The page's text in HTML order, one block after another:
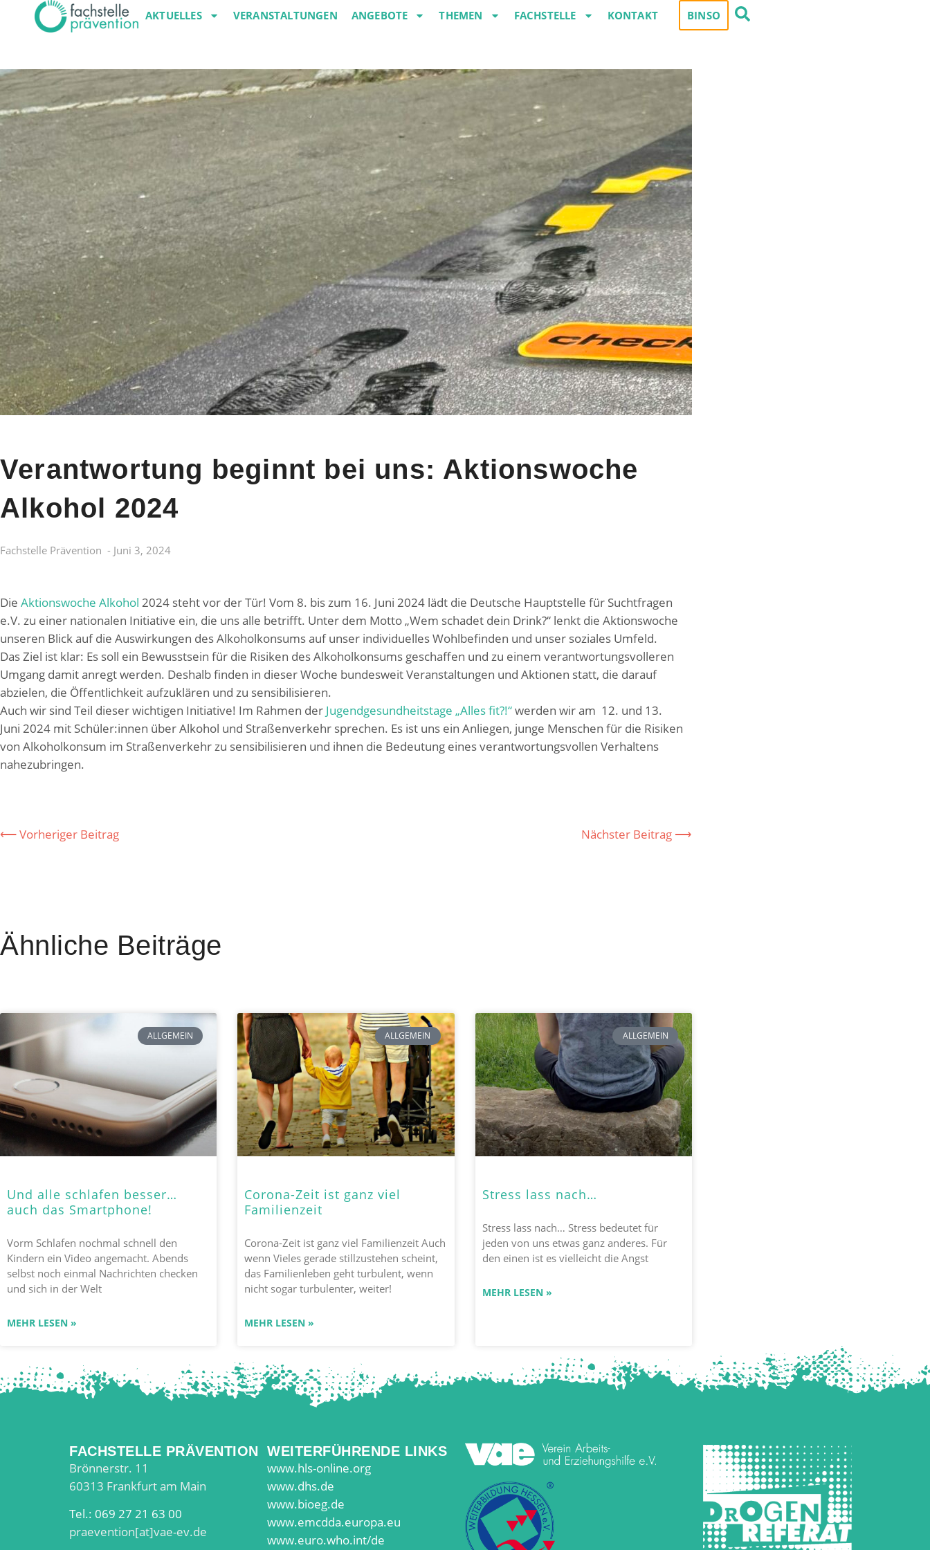
AKTUELLES VERANSTALTUNGEN ANGEBOTE THEMEN FACHSTELLE KONTAKT BINSO
Verantwortung beginnt bei uns: Aktionswoche
Alkohol 2024
Fachstelle Prävention - Juni 3, 2024
Die Aktionswoche Alkohol 2024 steht vor der Tür! Vom 8. bis zum 16. Juni 2024 lädt die Deutsche Hauptstelle für Suchtfragen
e.V. zu einer nationalen Initiative ein, die uns alle betrifft. Unter dem Motto „Wem schadet dein Drink?“ lenkt die Aktionswoche
unseren Blick auf die Auswirkungen des Alkoholkonsums auf unser individuelles Wohlbefinden und unser soziales Umfeld.
Das Ziel ist klar: Es soll ein Bewusstsein für die Risiken des Alkoholkonsums geschaffen und zu einem verantwortungsvolleren
Umgang damit anregt werden. Deshalb finden in dieser Woche bundesweit Veranstaltungen und Aktionen statt, die darauf
abzielen, die Öffentlichkeit aufzuklären und zu sensibilisieren.
Auch wir sind Teil dieser wichtigen Initiative! Im Rahmen der Jugendgesundheitstage „Alles fit?!“werden wir am 12. und 13.
Juni 2024 mit Schüler:innen über Alkohol und Straßenverkehr sprechen. Es ist uns ein Anliegen, junge Menschen für die Risiken
von Alkoholkonsum im Straßenverkehr zu sensibilisieren und ihnen die Bedeutung eines verantwortungsvollen Verhaltens
nahezubringen.
⟵ Vorheriger Beitrag Nächster Beitrag ⟶
Ähnliche Beiträge
ALLGEMEIN
Und alle schlafen besser…
auch das Smartphone!
Vorm Schlafen nochmal schnell den
Kindern ein Video angemacht. Abends
selbst noch einmal Nachrichten checken
und sich in der Welt
MEHR LESEN »
ALLGEMEIN
Corona-Zeit ist ganz viel
Familienzeit
Corona-Zeit ist ganz viel Familienzeit Auch
wenn Vieles gerade stillzustehen scheint,
das Familienleben geht turbulent, wenn
nicht sogar turbulenter, weiter!
MEHR LESEN »
ALLGEMEIN
Stress lass nach…
Stress lass nach… Stress bedeutet für
jeden von uns etwas ganz anderes. Für
den einen ist es vielleicht die Angst
MEHR LESEN »
FACHSTELLE PRÄVENTION
Brönnerstr. 11
60313 Frankfurt am Main
Tel.: 069 27 21 63 00
praevention[at]vae-ev.de
WEITERFÜHRENDE LINKS
www.hls-online.org
www.dhs.de
www.bioeg.de
www.emcdda.europa.eu
www.euro.who.int/de